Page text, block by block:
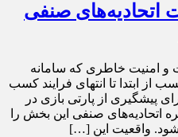
اتحادیه‌های صنفی
و امنیت خاطری که سامانه
از ابتدا تا انتهای فرایند کسب
پیشگیری از پارتی بازی در
اتحادیه‌های صنفی این بخش را
شود. واقعیت این […]